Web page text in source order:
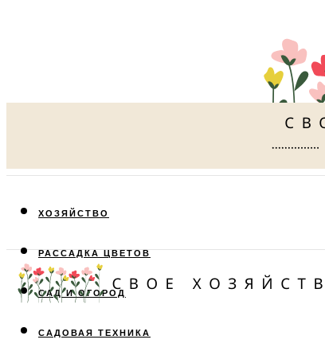
ХОЗЯЙСТВО
РАССАДКА ЦВЕТОВ
САД И ОГОРОД
САДОВАЯ ТЕХНИКА